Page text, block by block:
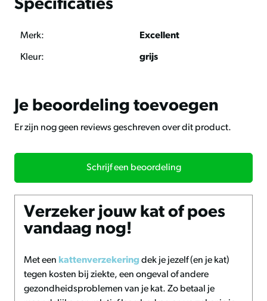
Bescherming tegen vocht en
lucht
Deze voerton beschermt uw voer tegen vocht en lucht,
lucht- en waterdichte
Bij aankoop ontvangt u een Feed Bucket met een inhoud
van 52 liter, voorzien van een lucht- en waterdichte
draaisluiting en stevige handvaten.
Voordelen
Lucht- en waterdichte draaisluiting voor langere
versheid van het voer
Stevige handvaten voor gemakkelijk dragen en
verplaatsen
Specificaties
Merk: Excellent
Kleur: grijs
Je beoordeling toevoegen
Er zijn nog geen reviews geschreven over dit product.
Schrijf een beoordeling
Verzeker jouw kat of poes
vandaag nog!
Met een kattenverzekering dek je jezelf (en je kat)
tegen kosten bij ziekte, een ongeval of andere
gezondheidsproblemen van je kat. Zo betaal je